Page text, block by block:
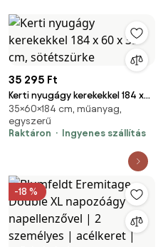
35 295 Ft
Kerti nyugágy kerekekkel 184 x
60 x 35 cm, sötétszürke
35×60×184 cm, műanyag,
egyszerű
Raktáron
Ingyenes szállítás
-18 %